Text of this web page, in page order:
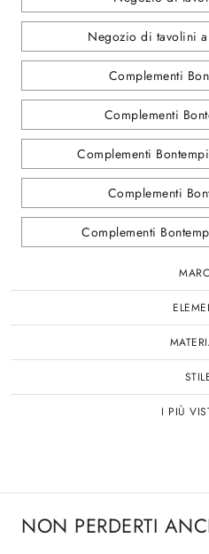
Negozio di tavolini
Complementi
Complementi
Complementi
Complementi
Complementi
I PIÙ
NON PERDERTI